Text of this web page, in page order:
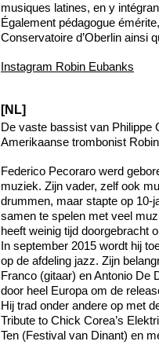
musiques latines, en y
Également pédagogue
Conservatoire d’Oberlin ainsi
Instagram Robin Eubanks
[NL]
De vaste bassist van Philippe
Amerikaanse trombonist
Federico Pecoraro werd
muziek. Zijn vader, zelf ook
drummen, maar stapte op 10-
samen te spelen met veel
heeft weinig tijd doorgebracht
In september 2015 wordt hij
op de afdeling jazz. Zijn
Franco (gitaar) en Antonio De
door heel Europa om de
Hij trad onder andere op met
Tribute to Chick Corea’s
Ten (Festival van Dinant) en